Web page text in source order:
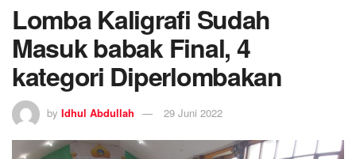
Lomba Kaligrafi Sudah
Masuk babak Final, 4
kategori Diperlombakan
by Idhul Abdullah 29 Juni 2022